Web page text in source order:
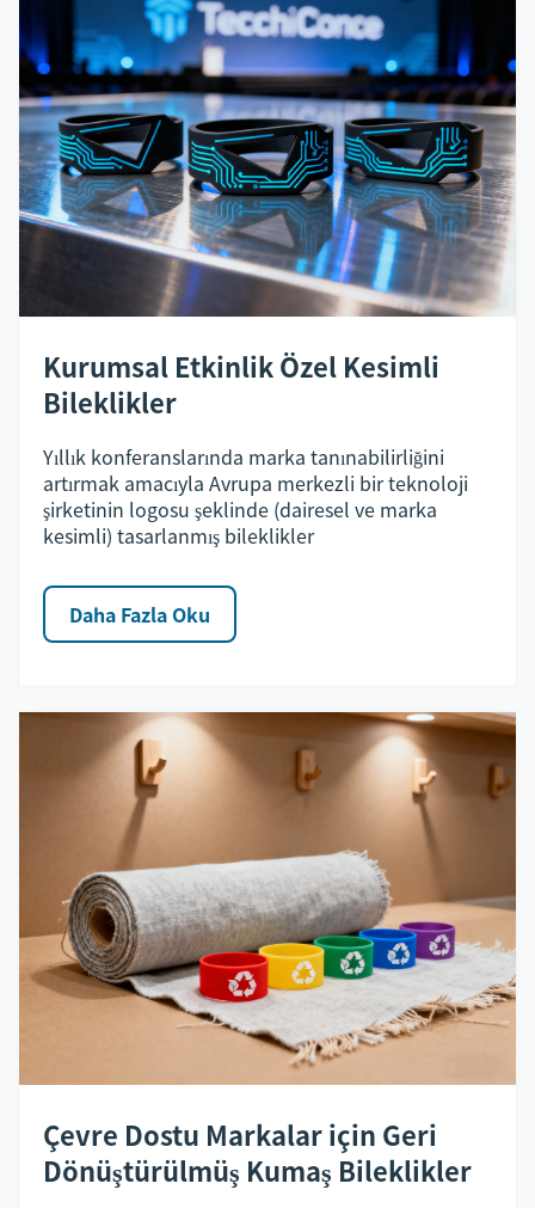
Kurumsal Etkinlik Özel Kesimli
Bileklikler
Yıllık konferanslarında marka tanınabilirliğini
artırmak amacıyla Avrupa merkezli bir teknoloji
şirketinin logosu şeklinde (dairesel ve marka
kesimli) tasarlanmış bileklikler
Daha Fazla Oku
Çevre Dostu Markalar için Geri
Dönüştürülmüş Kumaş Bileklikler